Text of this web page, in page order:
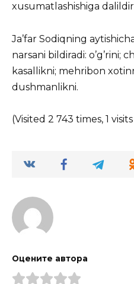
xusumatlashishiga
Ja’far Sodiqning
narsani bildiradi: o’g’rini;
kasallikni; mehribon
dushmanlikni.
(Visited 2 743 times, 1
Оцените автора